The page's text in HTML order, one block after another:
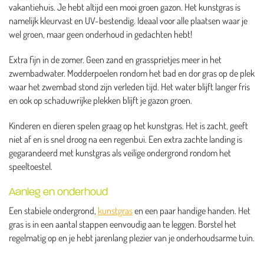
vakantiehuis. Je hebt altijd een mooi groen gazon. Het kunstgras is
namelijk kleurvast en UV-bestendig. Ideaal voor alle plaatsen waar je
wel groen, maar geen onderhoud in gedachten hebt!
Extra fijn in de zomer. Geen zand en grassprietjes meer in het
zwembadwater. Modderpoelen rondom het bad en dor gras op de plek
waar het zwembad stond zijn verleden tijd. Het water blijft langer fris
en ook op schaduwrijke plekken blijft je gazon groen.
Kinderen en dieren spelen graag op het kunstgras. Het is zacht, geeft
niet af en is snel droog na een regenbui. Een extra zachte landing is
gegarandeerd met kunstgras als veilige ondergrond rondom het
speeltoestel.
Aanleg en onderhoud
Een stabiele ondergrond, kunstgrasen een paar handige handen. Het
gras is in een aantal stappen eenvoudig aan te leggen. Borstel het
regelmatig op en je hebt jarenlang plezier van je onderhoudsarme tuin.